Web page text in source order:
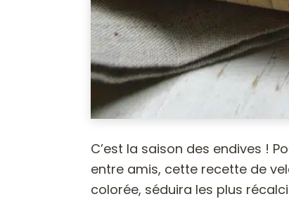
C’est la saison des endives !
entre amis, cette recette de
colorée, séduira les plus